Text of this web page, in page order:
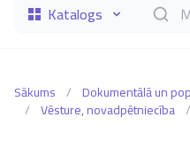
Katalogs
Sākums / Dokumentālā un
/ Vēsture, novadpētniecība /